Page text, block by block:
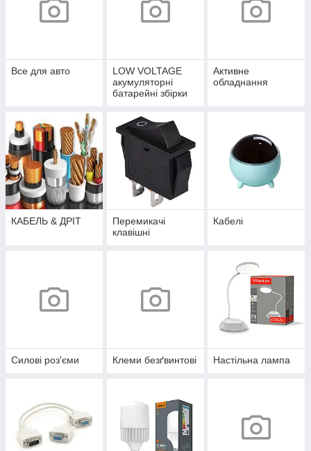
Все для авто
LOW VOLTAGE
акумуляторні
батарейні збірки
Активне
обладнання
КАБЕЛЬ & ДРІТ
Перемикачі
клавішні
Кабелі
Силові роз'єми Клеми безґвинтові Настільна лампа